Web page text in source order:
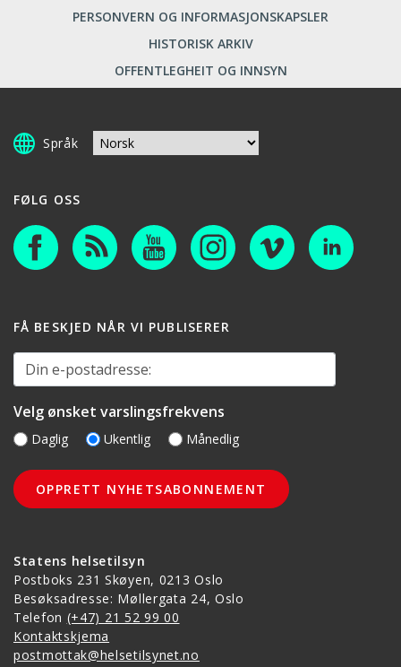
PERSONVERN OG INFORMASJONSKAPSLER
HISTORISK ARKIV
OFFENTLEGHEIT OG INNSYN
Språk
Statens helsetilsyn
Postboks 231 Skøyen, 0213 Oslo
Besøksadresse: Møllergata 24, Oslo
Telefon (+47) 21 52 99 00
Kontaktskjema
postmottak@helsetilsynet.no
FØLG OSS
FÅ BESKJED NÅR VI PUBLISERER
Din e-postadresse:
Velg ønsket varslingsfrekvens
Daglig Ukentlig Månedlig